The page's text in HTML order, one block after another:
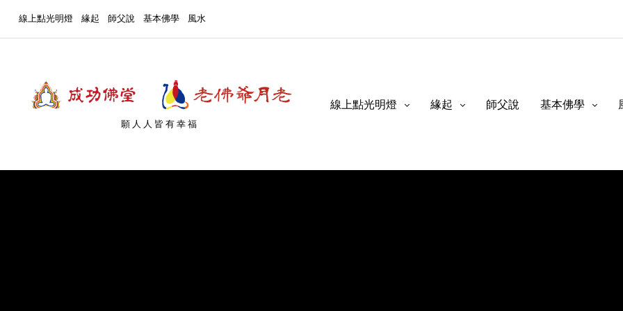
線上點光明燈 緣起 師父說 基本佛學 風水
願人人皆有幸福
線上點光明燈 緣起 師父說 基本佛學